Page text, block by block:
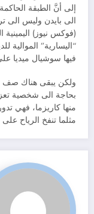
إلى أنَّ الطبقة
الى بايدن وليس الى
(فوكس نيوز)
“اليسارية” الموالية
فيها سوشيال ميديا
ولكن يبقى هناك صف
بحاجة الى شخصية
منها كاريزما، فهي
مثلما تنفخ الرياح